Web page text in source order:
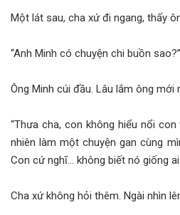
Một lát sau, cha xứ đi ngang, thấy
“Anh Minh có chuyện chi buồn sao?”
Ông Minh cúi đầu. Lâu lắm ông mới
“Thưa cha, con không hiểu nổi
nhiên làm một chuyện gan cùng
Con cứ nghĩ… không biết nó giống
Cha xứ không hỏi thêm. Ngài nhìn